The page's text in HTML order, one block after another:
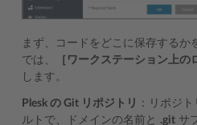
まず、コードをどこに保存するか
では、
［ワークステーション上の
します。
Plesk の Git リポジトリ
：リポジ
ルトで、ドメインの名前と .git サ